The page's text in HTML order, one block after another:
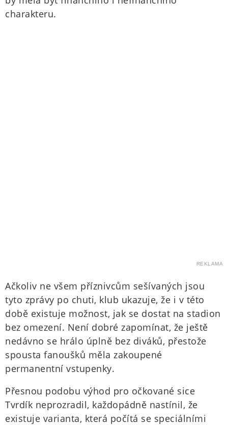
charakteru.
REKLAMA
Ačkoliv ne všem příznivcům sešívaných jsou
tyto zprávy po chuti, klub ukazuje, že i v této
době existuje možnost, jak se dostat na stadion
bez omezení. Není dobré zapomínat, že ještě
nedávno se hrálo úplně bez diváků, přestože
spousta fanoušků měla zakoupené
permanentní vstupenky.
Přesnou podobu výhod pro očkované sice
Tvrdík neprozradil, každopádně nastínil, že
existuje varianta, která počítá se speciálními